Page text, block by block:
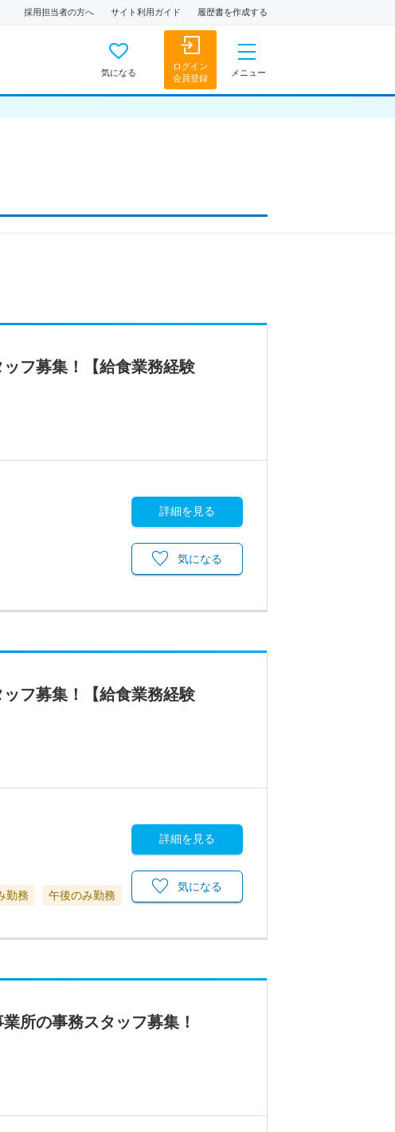
採用担当者の方へ サイト利用ガイド 履歴書を作成する
気になる
ログイン
会員登録
メニュー
フ募集！【給食業務経験
詳細を見る
気になる
フ募集！【給食業務経験
勤務 午後のみ勤務
詳細を見る
気になる
所の事務スタッフ募集！